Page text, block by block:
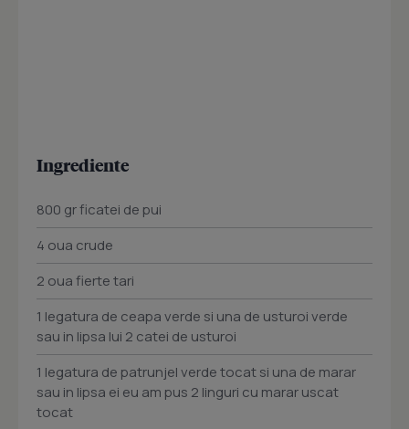
Ingrediente
800 gr ficatei de pui
4 oua crude
2 oua fierte tari
1 legatura de ceapa verde si una de usturoi verde
sau in lipsa lui 2 catei de usturoi
1 legatura de patrunjel verde tocat si una de marar
sau in lipsa ei eu am pus 2 linguri cu marar uscat
tocat